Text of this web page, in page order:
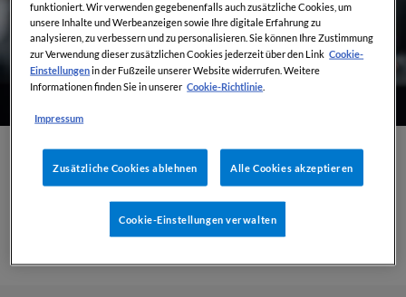
Lexis+ AI Recherche & Protégé
10:00 CEST 1 Stunde
funktioniert. Wir verwenden gegebenenfalls auch zusätzliche Cookies, um
unsere Inhalte und Werbeanzeigen sowie Ihre digitale Erfahrung zu
analysieren, zu verbessern und zu personalisieren. Sie können Ihre Zustimmung
zur Verwendung dieser zusätzlichen Cookies jederzeit über den Link Cookie-
Einstellungenin der Fußzeile unserer Website widerrufen. Weitere
Informationen finden Sie in unserer Cookie-Richtlinie
Impressum
Zusätzliche Cookies ablehnen Alle Cookies akzeptieren
Cookie-Einstellungen verwalten